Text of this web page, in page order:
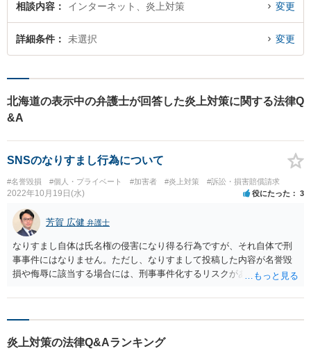
相談内容 インターネット、炎上対策 変更
詳細条件 未選択 変更
北海道の表示中の弁護士が回答した炎上対策に関する法律Q
&A
SNSのなりすまし行為について
#名誉毀損 #個人・プライベート #加害者 #炎上対策 #訴訟・損害賠償請求
2022年10月19日(水) 役にたった 3
芳賀 広健 弁護士
なりすまし自体は氏名権の侵害になり得る行為ですが、それ自体で刑
事事件にはなりません。ただし、なりすまして投稿した内容が名誉毀
損や侮辱に該当する場合には、刑事事件化するリスクがあります。本
の内容次第で名誉毀損に該当する可能性はあり得ると思います。後
た事情も重要になります。 一度弁護士に相談することをお勧めしま
炎上対策の法律Q&Aランキング